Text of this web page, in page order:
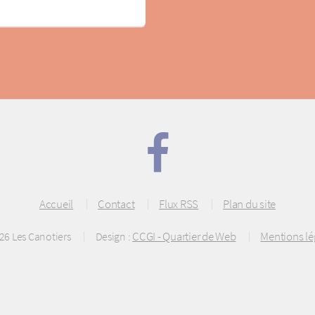
Accueil Contact Flux RSS Plan du site
Les Canotiers Design : CCGI - Quartier de Web Mentions